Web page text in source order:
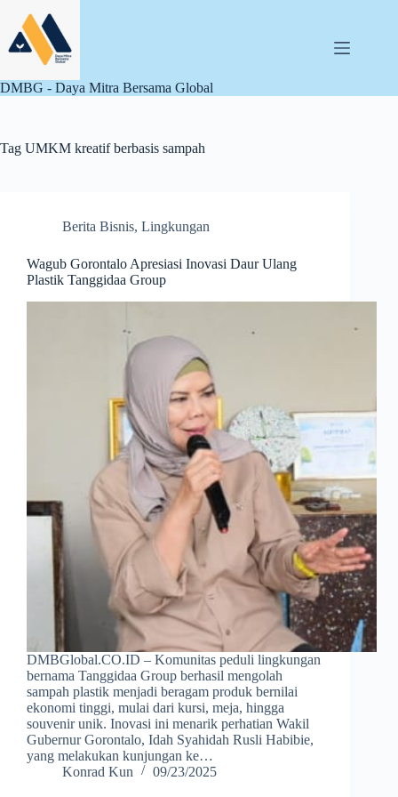
content
DMBG - Daya Mitra Bersama Global
Tag UMKM kreatif berbasis sampah
Berita Bisnis, Lingkungan
Wagub Gorontalo Apresiasi Inovasi Daur Ulang
Plastik Tanggidaa Group
DMBGlobal.CO.ID – Komunitas peduli lingkungan
bernama Tanggidaa Group berhasil mengolah
sampah plastik menjadi beragam produk bernilai
ekonomi tinggi, mulai dari kursi, meja, hingga
souvenir unik. Inovasi ini menarik perhatian Wakil
Gubernur Gorontalo, Idah Syahidah Rusli Habibie,
yang melakukan kunjungan ke…
Konrad Kun
09/23/2025